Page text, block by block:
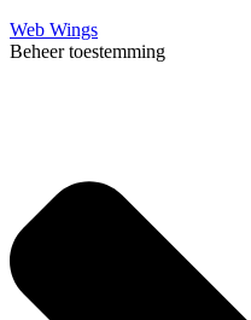
Web Wings
Beheer toestemming